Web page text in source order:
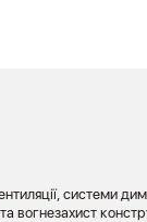
системи
вогнезахист